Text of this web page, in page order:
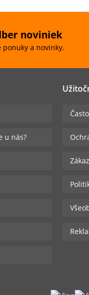
noviniek
a novinky.
u nás?